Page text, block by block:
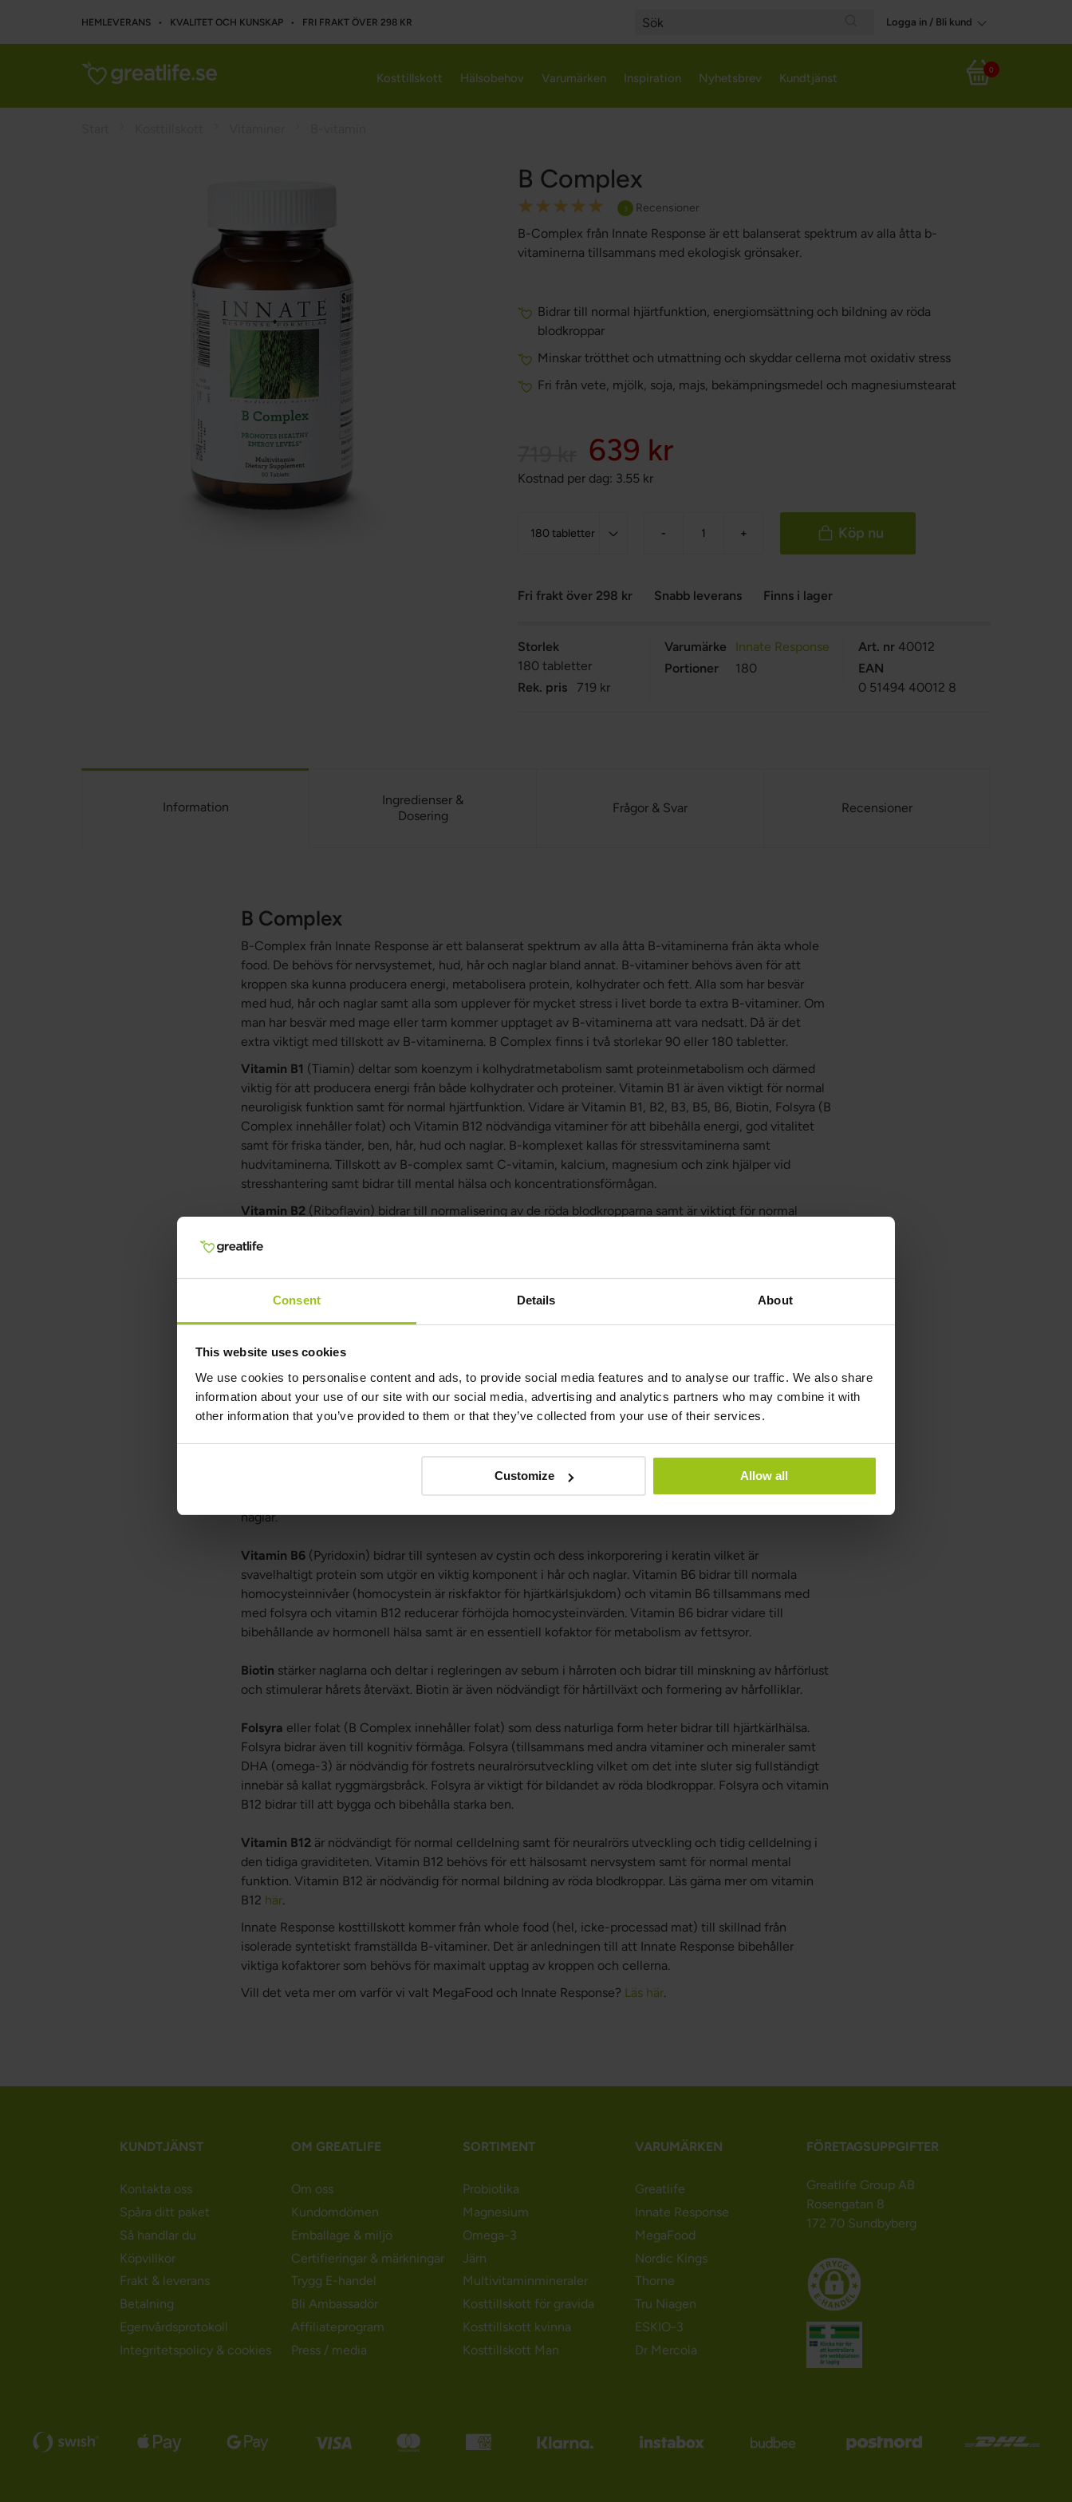
Consent Details About
This website uses cookies
We use cookies to personalise content and ads, to provide social media features and to analyse our traffic. We also share
information about your use of our site with our social media, advertising and analytics partners who may combine it with
other information that you’ve provided to them or that they’ve collected from your use of their services.
Customize Allow all
HEMLEVERANS • KVALITET OCH KUNSKAP • FRI FRAKT ÖVER 298 KR
Search
Logga in / Bli kund
Varukorg
0
Kosttillskott Hälsobehov Varumärken Inspiration Nyhetsbrev Kundtjänst
B Complex
Rating:
100
% of100
3 Recensioner
B-Complex från Innate Response är ett balanserat spektrum av alla åtta b-
vitaminerna tillsammans med ekologisk grönsaker.
Bidrar till normal hjärtfunktion, energiomsättning och bildning av röda
blodkroppar
Minskar trötthet och utmattning och skyddar cellerna mot oxidativ stress
Fri från vete, mjölk, soja, majs, bekämpningsmedel och magnesiumstearat
639 kr
Kostnad per dag: 3.55 kr
- + Köp nu
Fri frakt över 298 kr Snabb leverans Finns i lager
Storlek
180 tabletter
Rek. pris
719 kr
Varumärke
Innate Response
Portioner
180
Art. nr 40012
EAN
0 51494 40012 8
Information
B Complex
B-Complex från Innate Response är ett balanserat spektrum av alla åtta B-vitaminerna från äkta whole
food. De behövs för nervsystemet, hud, hår och naglar bland annat. B-vitaminer behövs även för att
kroppen ska kunna producera energi, metabolisera protein, kolhydrater och fett. Alla som har besvär
med hud, hår och naglar samt alla som upplever för mycket stress i livet borde ta extra B-vitaminer. Om
man har besvär med mage eller tarm kommer upptaget av B-vitaminerna att vara nedsatt. Då är det
extra viktigt med tillskott av B-vitaminerna. B Complex finns i två storlekar 90 eller 180 tabletter.
Vitamin B1 (Tiamin) deltar som koenzym i kolhydratmetabolism samt proteinmetabolism och därmed
viktig för att producera energi från både kolhydrater och proteiner. Vitamin B1 är även viktigt för normal
neuroligisk funktion samt för normal hjärtfunktion. Vidare är Vitamin B1, B2, B3, B5, B6, Biotin, Folsyra (B
Complex innehåller folat) och Vitamin B12 nödvändiga vitaminer för att bibehålla energi, god vitalitet
samt för friska tänder, ben, hår, hud och naglar. B-komplexet kallas för stressvitaminerna samt
hudvitaminerna. Tillskott av B-complex samt C-vitamin, kalcium, magnesium och zink hjälper vid
stresshantering samt bidrar till mental hälsa och koncentrationsförmågan.
Vitamin B2(Riboflavin) bidrar till normalisering av de röda blodkropparna samt är viktigt för normal
Vitamin B2 hjälper även till vid många enzymatiska reaktioner i kroppen. Vitamin B2 är nödvändig för
Vitamin B3(Niacin) bidrar till att hålla både hud och slemhinnor hälsosamma. Vitamin B3 omvandlas till
två molekyler kallade NAD (Nikotinamid-adenin-dinukleotid) och NADP (Nikotinamid-adenin-
för normal neurologisk funktion. Vitamin B3 hjälper till att kontrollera blodlipidprofiler (blodfettprofil,
kolesterol samt triglycerider.
Vitamin B5(Pantotensyra) bidrar till syntes samt metabolism av ett antal viktiga essentiella substanser
(hormoner, signalsubstanser till exempel) vilka är viktiga för kroppens normala funktion. Vitamin B5
hjälper till vid metabolismen av kolhydrater, aminosyror samt fett. Vitamin B5 är en komponent som
stödjer hårtillväxt inifrån genom att stödja metabolismen i hårrötterna. Vitamin B5 bidrar även till friska
naglar.
Vitamin B6(Pyridoxin) bidrar till syntesen av cystin och dess inkorporering i keratin vilket är
svavelhaltigt protein som utgör en viktig komponent i hår och naglar. Vitamin B6 bidrar till normala
homocysteinnivåer (homocystein är riskfaktor för hjärtkärlsjukdom) och vitamin B6 tillsammans med
med folsyra och vitamin B12 reducerar förhöjda homocysteinvärden. Vitamin B6 bidrar vidare till
bibehållande av hormonell hälsa samt är en essentiell kofaktor för metabolism av fettsyror.
Biotin stärker naglarna och deltar i regleringen av sebum i hårroten och bidrar till minskning av hårförlust
och stimulerar hårets återväxt. Biotin är även nödvändigt för hårtillväxt och formering av hårfolliklar.
Folsyra eller folat (B Complex innehåller folat) som dess naturliga form heter bidrar till hjärtkärlhälsa.
Folsyra bidrar även till kognitiv förmåga. Folsyra (tillsammans med andra vitaminer och mineraler samt
DHA (omega-3) är nödvändig för fostrets neuralrörsutveckling vilket om det inte sluter sig fullständigt
innebär så kallat ryggmärgsbråck. Folsyra är viktigt för bildandet av röda blodkroppar. Folsyra och vitamin
B12 bidrar till att bygga och bibehålla starka ben.
Vitamin B12är nödvändigt för normal celldelning samt för neuralrörs utveckling och tidig celldelning i
den tidiga graviditeten. Vitamin B12 behövs för ett hälsosamt nervsystem samt för normal mental
funktion. Vitamin B12 är nödvändig för normal bildning av röda blodkroppar. Läs gärna mer om vitamin
B12 här.
Innate Response kosttillskott kommer från whole food (hel, icke-processad mat) till skillnad från
isolerade syntetiskt framställda B-vitaminer. Det är anledningen till att Innate Response bibehåller
viktiga kofaktorer som behövs för maximalt upptag av kroppen och cellerna.
Vill det veta mer om varför vi valt MegaFood och Innate Response? Läs här.
Ingredienser &
Dosering
Frågor & Svar Recensioner
KUNDTJÄNST
Kontakta oss
Spåra ditt paket
Så handlar du
Köpvillkor
Frakt & leverans
Betalning
Egenvårdsprotokoll
Integritetspolicy & cookies
OM GREATLIFE
Om oss
Kundomdömen
Emballage & miljö
Certifieringar & märkningar
Trygg E-handel
Bli Ambassadör
Affiliateprogram
Press / media
SORTIMENT
Probiotika
Magnesium
Omega-3
Järn
Multivitaminmineraler
Kosttillskott för gravida
Kosttillskott kvinna
Kosttillskott Man
VARUMÄRKEN
Greatlife
Innate Response
MegaFood
Nordic Kings
Thorne
Tru Niagen
ESKIO-3
Dr Mercola
FÖRETAGSUPPGIFTER
Greatlife Group AB
Rosengatan 8
172 70 Sundbyberg